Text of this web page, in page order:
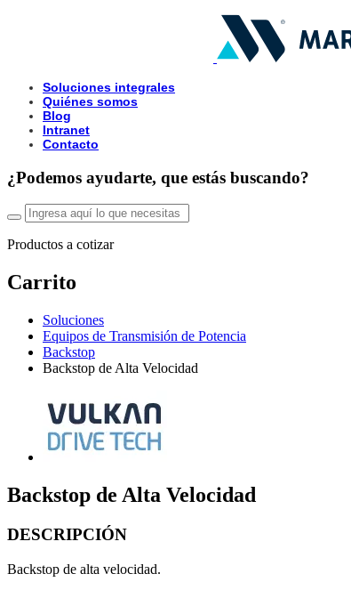
Soluciones integrales
Quiénes somos
Blog
Intranet
Contacto
¿Podemos ayudarte, que estás buscando?
Productos a cotizar
Carrito
Soluciones
Equipos de Transmisión de Potencia
Backstop
Backstop de Alta Velocidad
Backstop de Alta Velocidad
DESCRIPCIÓN
Backstop de alta velocidad.